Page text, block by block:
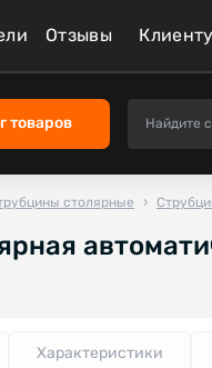
Отзывы Клиенту
товаров
столярные
Характеристики